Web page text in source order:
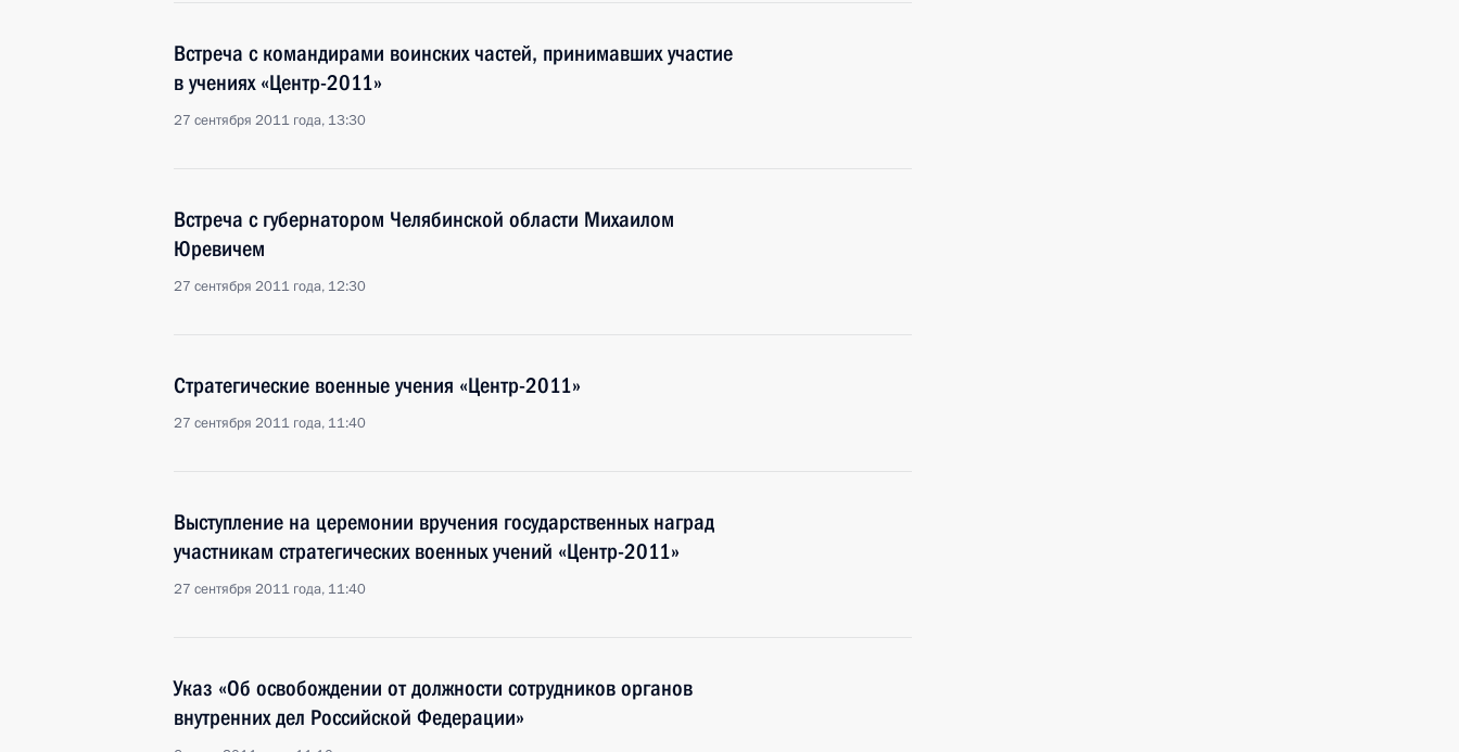
Встреча с командирами воинских частей, принимавших участие
в учениях «Центр-2011»
27 сентября 2011 года, 13:30
Встреча с губернатором Челябинской области Михаилом
Юревичем
27 сентября 2011 года, 12:30
Стратегические военные учения «Центр-2011»
27 сентября 2011 года, 11:40
Выступление на церемонии вручения государственных наград
участникам стратегических военных учений «Центр-2011»
27 сентября 2011 года, 11:40
Указ «Об освобождении от должности сотрудников органов
внутренних дел Российской Федерации»